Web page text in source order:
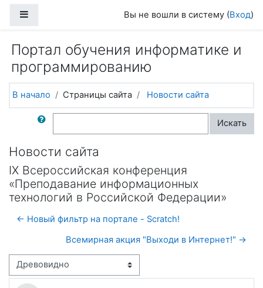
Вы не вошли в систему (Вход)
Портал обучения информатике и
программированию
В начало Страницы сайта Новости сайта
Поиск по форумам Искать
Новости сайта
IX Всероссийская конференция
«Преподавание информационных
технологий в Российской Федерации»
← Новый фильтр на портале - Scratch!
Всемирная акция "Выходи в Интернет!" →
Режим отображения